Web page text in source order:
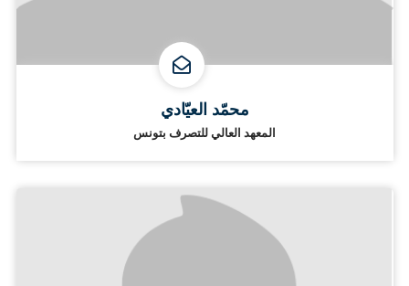
محمّد العيّادي
المعهد العالي للتصرف بتونس